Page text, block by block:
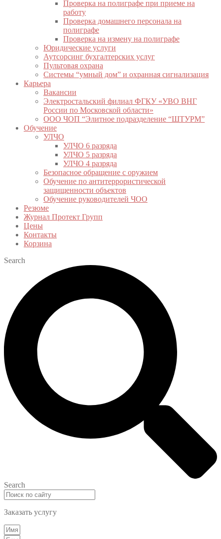
Проверка на полиграфе при приеме на
работу
Проверка домашнего персонала на
полиграфе
Проверка на измену на полиграфе
Юридические услуги
Аутсорсинг бухгалтерских услуг
Пультовая охрана
Системы “умный дом” и охранная сигнализация
Карьера
Вакансии
Электростальский филиал ФГКУ «УВО ВНГ
России по Московской области»
ООО ЧОП “Элитное подразделение “ШТУРМ”
Обучение
УЛЧО
УЛЧО 6 разряда
УЛЧО 5 разряда
УЛЧО 4 разряда
Безопасное обращение с оружием
Обучение по антитеррористической
защищенности объектов
Обучение руководителей ЧОО
Резюме
Журнал Протект Групп
Цены
Контакты
Корзина
Search
Search
Заказать услугу